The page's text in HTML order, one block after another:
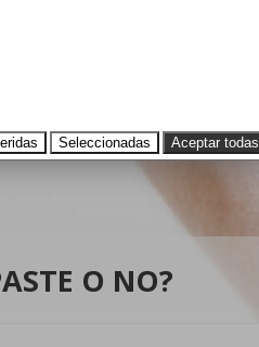
O NO?
Seleccionadas Aceptar todas